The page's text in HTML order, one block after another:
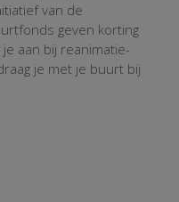
van de
geven korting
je aan bij reanimatie-
je met je buurt bij